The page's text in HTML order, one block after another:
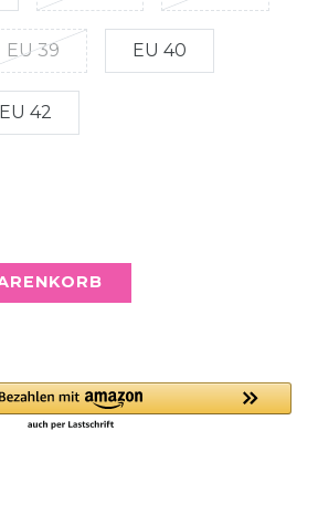
EU 39 EU 40
EU 42